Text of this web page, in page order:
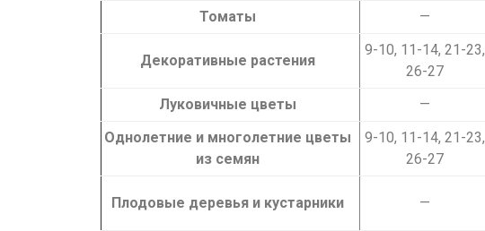
Томаты
—
Декоративные растения
9-10, 11-14, 21-23,
26-27
Луковичные цветы —
Однолетние и многолетние цветы
из семян
9-10, 11-14, 21-23,
26-27
Плодовые деревья и кустарники —